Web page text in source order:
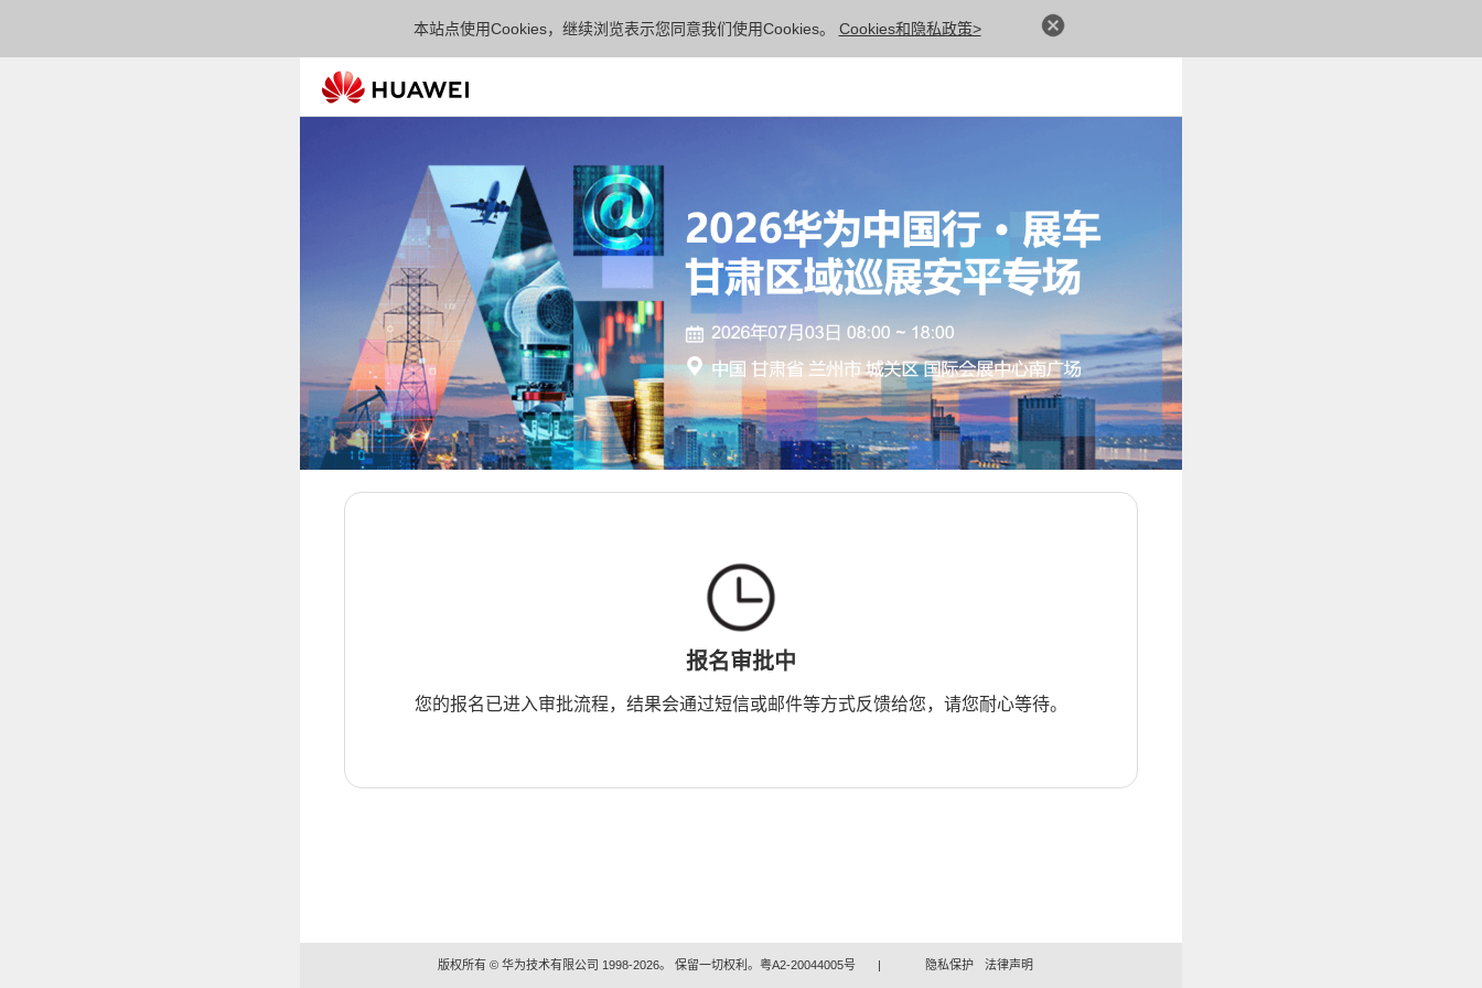
本站点使用Cookies，继续浏览表示您同意我们使用Cookies。 Cookies和隐私政策>
报名审批中
您的报名已进入审批流程，结果会通过短信或邮件等方式反馈给您，请您耐心等待。
版权所有 © 华为技术有限公司 1998-2026。 保留一切权利。粤A2-20044005号 | 隐私保护 法律声明